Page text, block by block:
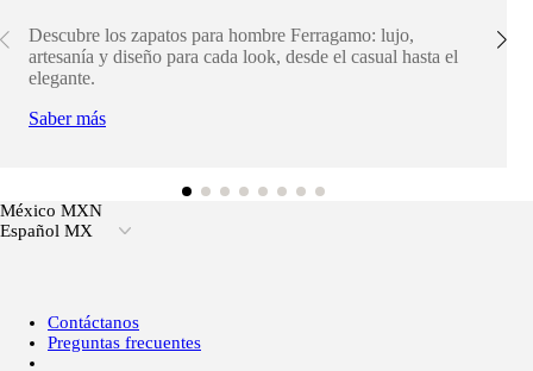
Descubre los zapatos para hombre Ferragamo: lujo,
artesanía y diseño para cada look, desde el casual hasta el
elegante.
Saber más
México MXN
Español MX
Contáctanos
Preguntas frecuentes